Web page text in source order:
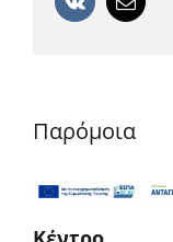
Παρόμοια